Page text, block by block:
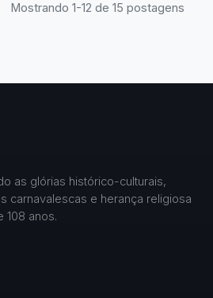
Mostrando 1-12 de 15 postagens
as glórias histórico-culturais,
carnavalescas e herança religiosa
108 anos.